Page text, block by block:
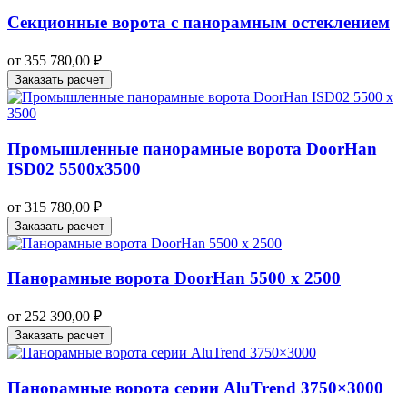
Секционные ворота с панорамным остеклением
от 355 780,00 ₽
Заказать расчет
Промышленные панорамные ворота DoorHan
ISD02 5500х3500
от 315 780,00 ₽
Заказать расчет
Панорамные ворота DoorHan 5500 х 2500
от 252 390,00 ₽
Заказать расчет
Панорамные ворота серии AluTrend 3750×3000